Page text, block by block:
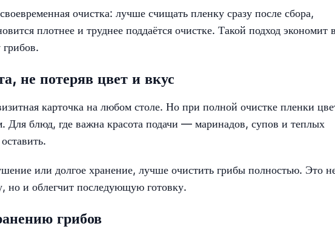
очистка: лучше счищать пленку сразу после сбора,
плотнее и труднее поддаётся очистке. Такой подход экономит
грибов.
не потеряв цвет и вкус
карточка на любом столе. Но при полной очистке пленки
Для блюд, где важна красота подачи — маринадов, супов и теплых
или долгое хранение, лучше очистить грибы полностью. Это
но и облегчит последующую готовку.
грибов